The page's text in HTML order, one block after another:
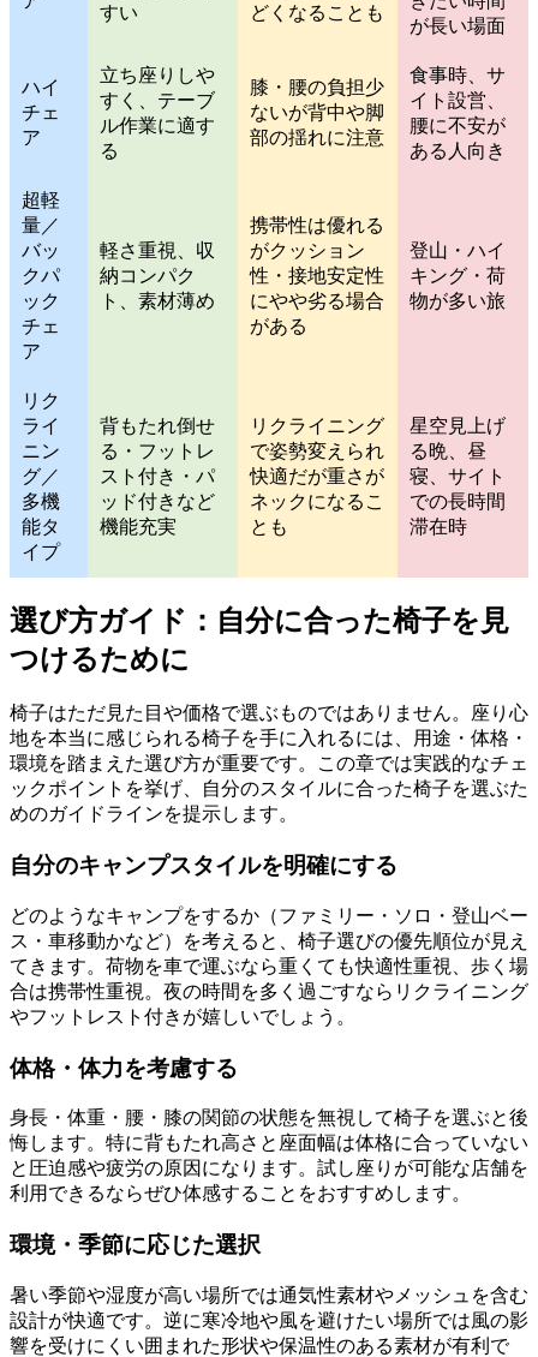
すい
どくなることも
が長い場面
ハイ
チェ
ア
立ち座りしや
すく、テーブ
ル作業に適す
る
膝・腰の負担少
ないが背中や脚
部の揺れに注意
食事時、サ
イト設営、
腰に不安が
ある人向き
超軽
量／
バッ
クパ
ック
チェ
ア
軽さ重視、収
納コンパク
ト、素材薄め
携帯性は優れる
がクッション
性・接地安定性
にやや劣る場合
がある
登山・ハイ
キング・荷
物が多い旅
リク
ライ
ニン
グ／
多機
能タ
イプ
背もたれ倒せ
る・フットレ
スト付き・パ
ッド付きなど
機能充実
リクライニング
で姿勢変えられ
快適だが重さが
ネックになるこ
とも
星空見上げ
る晩、昼
寝、サイト
での長時間
滞在時
選び方ガイド：自分に合った椅子を見
つけるために
椅子はただ見た目や価格で選ぶものではありません。座り心
地を本当に感じられる椅子を手に入れるには、用途・体格・
環境を踏まえた選び方が重要です。この章では実践的なチェ
ックポイントを挙げ、自分のスタイルに合った椅子を選ぶた
めのガイドラインを提示します。
自分のキャンプスタイルを明確にする
どのようなキャンプをするか（ファミリー・ソロ・登山ベー
ス・車移動かなど）を考えると、椅子選びの優先順位が見え
てきます。荷物を車で運ぶなら重くても快適性重視、歩く場
合は携帯性重視。夜の時間を多く過ごすならリクライニング
やフットレスト付きが嬉しいでしょう。
体格・体力を考慮する
身長・体重・腰・膝の関節の状態を無視して椅子を選ぶと後
悔します。特に背もたれ高さと座面幅は体格に合っていない
と圧迫感や疲労の原因になります。試し座りが可能な店舗を
利用できるならぜひ体感することをおすすめします。
環境・季節に応じた選択
暑い季節や湿度が高い場所では通気性素材やメッシュを含む
設計が快適です。逆に寒冷地や風を避けたい場所では風の影
響を受けにくい囲まれた形状や保温性のある素材が有利で